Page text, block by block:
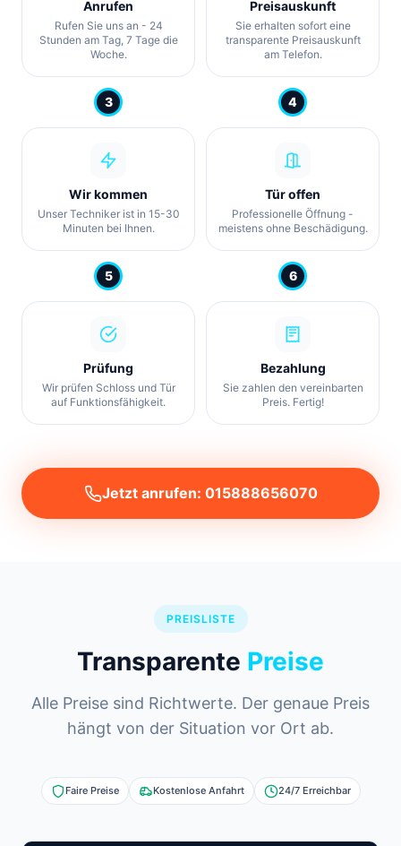
Anrufen
Rufen Sie uns an - 24
Stunden am Tag, 7 Tage die
Woche.
Preisauskunft
Sie erhalten sofort eine
transparente Preisauskunft
am Telefon.
3
Wir kommen
Unser Techniker ist in 15-30
Minuten bei Ihnen.
4
Tür offen
Professionelle Öffnung -
meistens ohne Beschädigung.
5
Prüfung
Wir prüfen Schloss und Tür
auf Funktionsfähigkeit.
6
Bezahlung
Sie zahlen den vereinbarten
Preis. Fertig!
Jetzt anrufen: 015888656070
PREISLISTE
Transparente Preise
Alle Preise sind Richtwerte. Der genaue Preis
hängt von der Situation vor Ort ab.
Faire Preise Kostenlose Anfahrt 24/7 Erreichbar